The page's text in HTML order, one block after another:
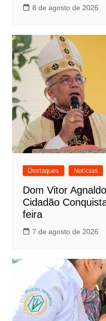
8 de agosto de 2026
Destaques Notícias
Dom Vitor
Cidadão
feira
7 de agosto de 2026